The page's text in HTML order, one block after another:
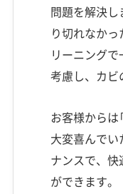
問題を解決
り切れなか
リーニング
考慮し、カビ
お客様からは
大変喜んで
ナンスで、快
ができます。